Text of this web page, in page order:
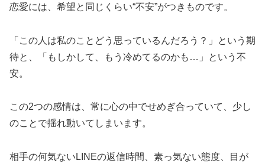
恋愛には、希望と同じくらい“不安”がつきものです。
「この人は私のことどう思っているんだろう？」という期
待と、「もしかして、もう冷めてるのかも…」という不
安。
この2つの感情は、常に心の中でせめぎ合っていて、少し
のことで揺れ動いてしまいます。
相手の何気ないLINEの返信時間、素っ気ない態度、目が